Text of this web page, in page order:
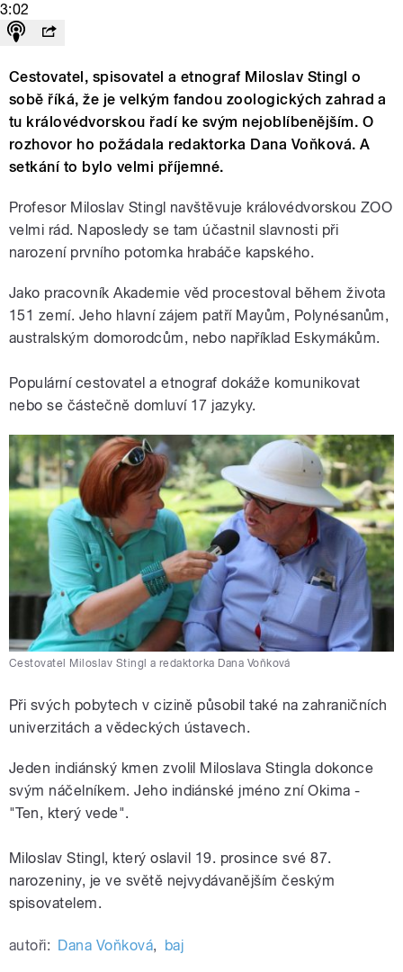
3:02
Cestovatel, spisovatel a etnograf Miloslav Stingl o
sobě říká, že je velkým fandou zoologických zahrad a
tu královédvorskou řadí ke svým nejoblíbenějším. O
rozhovor ho požádala redaktorka Dana Voňková. A
setkání to bylo velmi příjemné.
Profesor Miloslav Stingl navštěvuje královédvorskou ZOO
velmi rád. Naposledy se tam účastnil slavnosti při
narození prvního potomka hrabáče kapského.
Jako pracovník Akademie věd procestoval během života
151 zemí. Jeho hlavní zájem patří Mayům, Polynésanům,
australským domorodcům, nebo například Eskymákům.
Populární cestovatel a etnograf dokáže komunikovat
nebo se částečně domluví 17 jazyky.
Cestovatel Miloslav Stingl a redaktorka Dana Voňková
Při svých pobytech v cizině působil také na zahraničních
univerzitách a vědeckých ústavech.
Jeden indiánský kmen zvolil Miloslava Stingla dokonce
svým náčelníkem. Jeho indiánské jméno zní Okima -
"Ten, který vede".
Miloslav Stingl, který oslavil 19. prosince své 87.
narozeniny, je ve světě nejvydávanějším českým
spisovatelem.
autoři: Dana Voňková, baj